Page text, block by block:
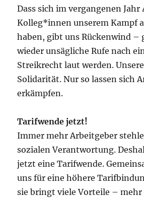
Dass sich im vergangenen Jahr
Kolleg*innen unserem Kampf
haben, gibt uns Rückenwind –
wieder unsägliche Rufe nach
Streikrecht laut werden.
Solidarität. Nur so lassen sich
erkämpfen.
Tarifwende jetzt!
Immer mehr Arbeitgeber
sozialen Verantwortung.
jetzt eine Tarifwende.
uns für eine höhere
sie bringt viele Vorteile – mehr